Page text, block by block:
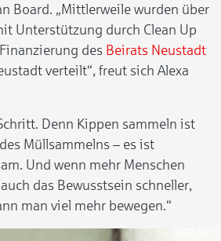
Board. „Mittlerweile wurden über
Unterstützung durch Clean Up
des Beirats Neustadt
verteilt“, freut sich Alexa
Denn Kippen sammeln ist
Müllsammelns – es ist
Und wenn mehr Menschen
das Bewusstsein schneller,
man viel mehr bewegen.“